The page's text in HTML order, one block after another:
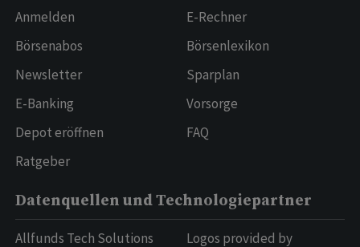
Anmelden
Börsenabos
Newsletter
E-Banking
Depot eröffnen
Ratgeber
E-Rechner
Börsenlexikon
Sparplan
Vorsorge
FAQ
Datenquellen und Technologiepartner
Allfunds Tech Solutions
Logos provided by